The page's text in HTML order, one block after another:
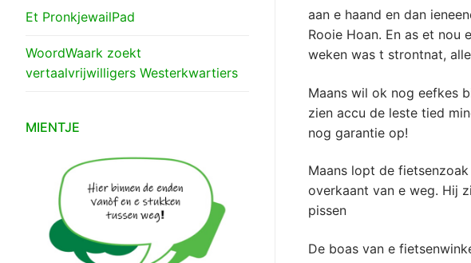
aan e haand en dan
Rooie Hoan. En as et nou
weken was t strontnat,
Maans wil ok nog eefkes
zien accu de leste tied
nog garantie op!
Maans lopt de
overkaant van e weg. Hij
pissen
De boas van e
Et PronkjewailPad
WoordWaark zoekt
vertaalvrijwilligers Westerkwartiers
MIENTJE